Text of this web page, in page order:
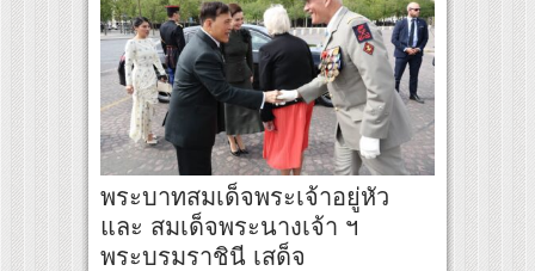
พระบาทสมเด็จพระเจ้าอยู่หัว
และ สมเด็จพระนางเจ้า ฯ
พระบรมราชินี เสด็จ